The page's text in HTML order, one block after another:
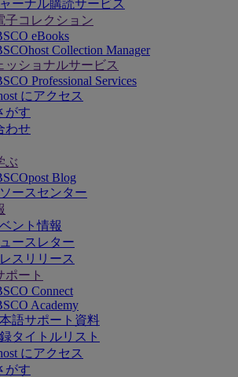
ーナル購読サービス
子コレクション
eBooks
Collection Manager
ッショナルサービス
Professional Services
にアクセス
がす
わせ
ぶ
Blog
ースセンター
ント情報
ースレター
スリリース
ポート
Connect
Academy
語サポート資料
タイトルリスト
にアクセス
がす